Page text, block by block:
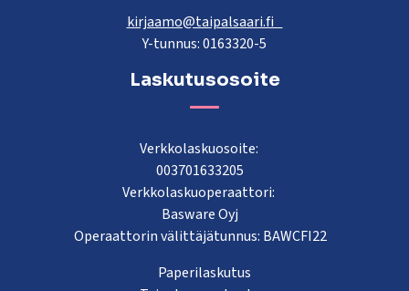
kirjaamo@taipalsaari.fi
Y-tunnus: 0163320-5
Laskutusosoite
Verkkolaskuosoite:
003701633205
Verkkolaskuoperaattori:
Basware Oyj
Operaattorin välittäjätunnus: BAWCFI22
Paperilaskutus